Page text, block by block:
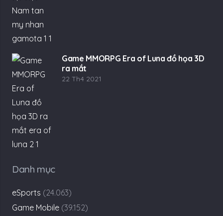
Game MMORPG Era of Luna đồ họa 3D
ra mắt
22 Th4 2021
Danh mục
eSports (24.063)
Game Mobile (39.152)